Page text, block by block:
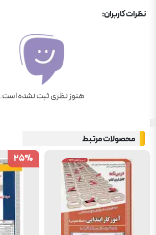
نظرات کاربران:
هنوز نظری ثبت نشده است.
محصولات مرتبط
25%
25%